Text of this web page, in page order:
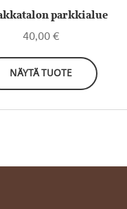
parkkialue
40,00 €
NÄYTÄ TUOTE